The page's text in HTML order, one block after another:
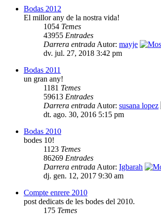
Bodas 2012
El millor any de la nostra vida!
1054 Temes
43955 Entrades
Darrera entrada Autor: mayje
dv. jul. 27, 2018 3:42 pm
Bodas 2011
un gran any!
1181 Temes
59613 Entrades
Darrera entrada Autor: susana lopez
dt. ago. 30, 2016 5:15 pm
Bodas 2010
bodes 10!
1123 Temes
86269 Entrades
Darrera entrada Autor: Igbarah
dj. gen. 12, 2017 9:30 am
Compte enrere 2010
post dedicats de les bodes del 2010.
175 Temes